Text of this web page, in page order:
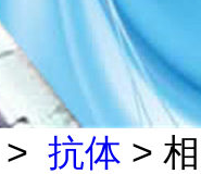
> 抗体 > 相